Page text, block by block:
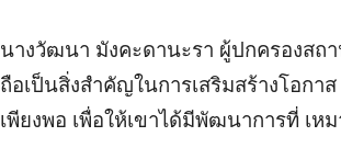
นางวัฒนา มังคะดานะรา ผู้ปกครองส
ถือเป็นสิ่งสําคัญในการเสริมสร้างโอก
เพียงพอ เพื่อให้เขาได้มีพัฒนาการที่ เห